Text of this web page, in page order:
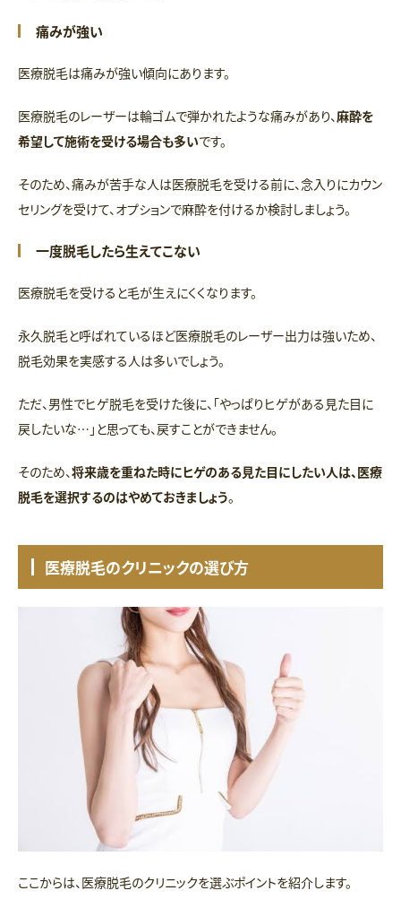
痛みが強い
医療脱毛は痛みが強い傾向にあります。
医療脱毛のレーザーは輪ゴムで弾かれたような痛みがあり、麻酔を
希望して施術を受ける場合も多いです。
そのため、痛みが苦手な人は医療脱毛を受ける前に、念入りにカウン
セリングを受けて、オプションで麻酔を付けるか検討しましょう。
一度脱毛したら生えてこない
医療脱毛を受けると毛が生えにくくなります。
永久脱毛と呼ばれているほど医療脱毛のレーザー出力は強いため、
脱毛効果を実感する人は多いでしょう。
ただ、男性でヒゲ脱毛を受けた後に、「やっぱりヒゲがある見た目に
戻したいな…」と思っても、戻すことができません。
そのため、将来歳を重ねた時にヒゲのある見た目にしたい人は、医療
脱毛を選択するのはやめておきましょう。
医療脱毛のクリニックの選び方
ここからは、医療脱毛のクリニックを選ぶポイントを紹介します。